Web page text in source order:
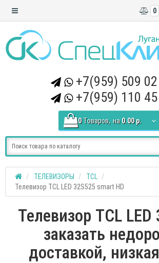
0
+7(959) 509
+7(959) 110
0 Tоваров, на 0.00 р.
ТЕЛЕВИЗОРЫ
TCL
Телевизор TCL LED 32S525 smart HD
Телевизор TCL LED
заказать
доставкой,